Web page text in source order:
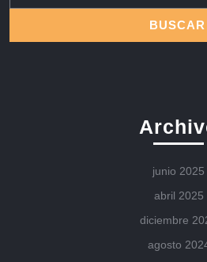
junio 2025
abril 2025
diciembre
agosto